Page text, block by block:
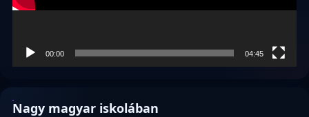
00:00 04:45
Nagy magyar iskolában